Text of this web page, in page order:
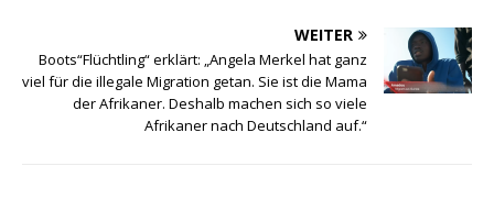
WEITER
Boots“Flüchtling“ erklärt: „Angela Merkel hat ganz
viel für die illegale Migration getan. Sie ist die Mama
der Afrikaner. Deshalb machen sich so viele
Afrikaner nach Deutschland auf.“